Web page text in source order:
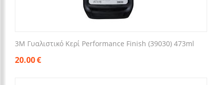
3M Γυαλιστικό Κερί Performance Finish (39030) 473ml
20.00€